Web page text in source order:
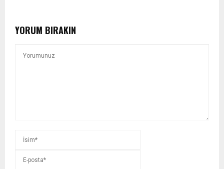
YORUM BIRAKIN